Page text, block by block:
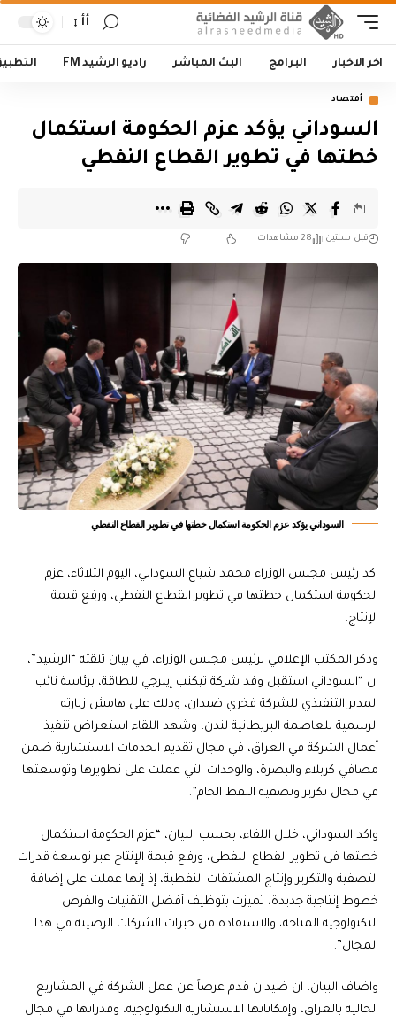
أأ
اخر الاخبار البرامج البث المباشر راديو الرشيد FM
أقتصاد
السوداني يؤكد عزم الحكومة استكمال
خطتها في تطوير القطاع النفطي
قبل سنتين 28 مشاهدات
السوداني يؤكد عزم الحكومة استكمال خطتها في تطوير القطاع النفطي
اكد رئيس مجلس الوزراء محمد شياع السوداني، اليوم الثلاثاء، عزم
الحكومة استكمال خطتها في تطوير القطاع النفطي، ورفع قيمة
الإنتاج.
وذكر المكتب الإعلامي لرئيس مجلس الوزراء، في بيان تلقته “الرشيد”،
ان “السوداني استقبل وفد شركة تيكنب إينرجي للطاقة، برئاسة نائب
المدير التنفيذي للشركة فخري ضيدان، وذلك على هامش زيارته
الرسمية للعاصمة البريطانية لندن، وشهد اللقاء استعراض تنفيذ
أعمال الشركة في العراق، في مجال تقديم الخدمات الاستشارية ضمن
مصافي كربلاء والبصرة، والوحدات التي عملت على تطويرها وتوسعتها
في مجال تكرير وتصفية النفط الخام”.
واكد السوداني، خلال اللقاء، بحسب البيان، “عزم الحكومة استكمال
خطتها في تطوير القطاع النفطي، ورفع قيمة الإنتاج عبر توسعة قدرات
التصفية والتكرير وإنتاج المشتقات النفطية، إذ إنها عملت على إضافة
خطوط إنتاجية جديدة، تميزت بتوظيف أفضل التقنيات والفرص
التكنولوجية المتاحة، والاستفادة من خبرات الشركات الرصينة في هذا
المجال”.
واضاف البيان، ان ضيدان قدم عرضاً عن عمل الشركة في المشاريع
الحالية بالعراق، وإمكاناتها الاستشارية التكنولوجية، وقدراتها في مجال